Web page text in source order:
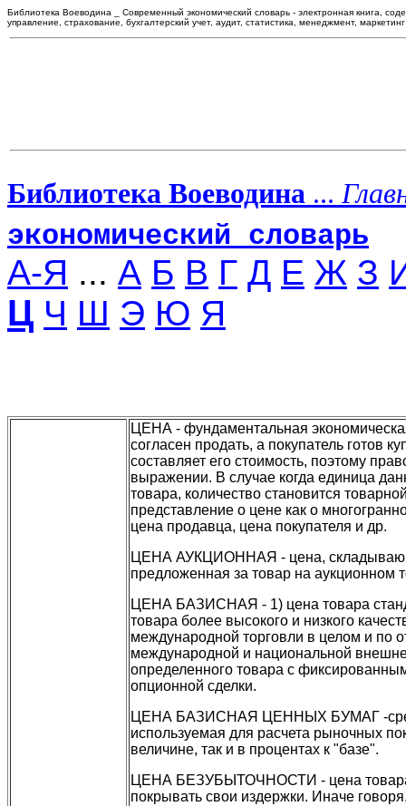
Библиотека Воеводина _ Современный экономический словарь - электронная книга,
управление, страхование, бухгалтерский учет, аудит, статистика, менеджмент, маркетинг
Библиотека Воеводина ...
экономический словарь
А-Я ... А Б В Г Д Е Ж З
Ц Ч Ш Э Ю Я
ЦЕНА - фундаментальная
согласен продать, а покупатель готов
составляет его стоимость, поэтому
выражении. В случае когда единица
товара, количество становится
представление о цене как о
цена продавца, цена покупателя и др.
ЦЕНА АУКЦИОННАЯ - цена,
предложенная за товар на аукционном
ЦЕНА БАЗИСНАЯ - 1) цена товара
товара более высокого и низкого
международной торговли в целом и по
международной и национальной
определенного товара с
опционной сделки.
ЦЕНА БАЗИСНАЯ ЦЕННЫХ БУМАГ -
используемая для расчета рыночных
величине, так и в процентах к "базе".
ЦЕНА БЕЗУБЫТОЧНОСТИ - цена товара,
покрывать свои издержки. Иначе